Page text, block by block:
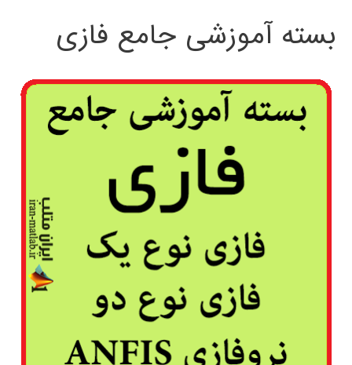
بسته آموزشی جامع فازی